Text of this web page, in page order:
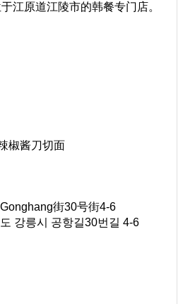
江原道江陵市的韩餐专门店。
椒酱刀切面
街30号街4-6
강릉시 공항길30번길 4-6